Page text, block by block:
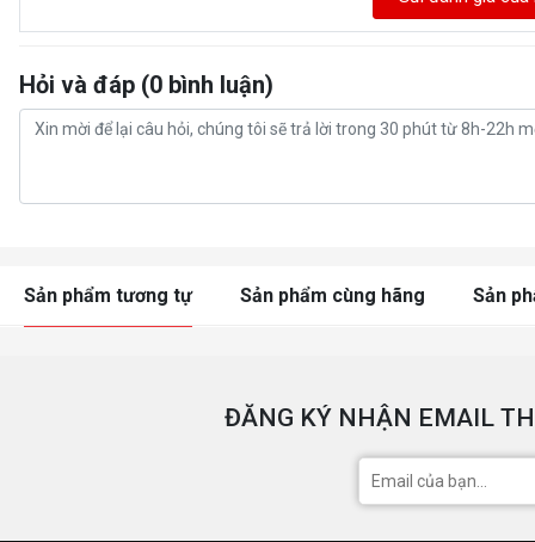
Hỏi và đáp (0 bình luận)
Sản phẩm tương tự Sản phẩm cùng hãng Sản
ĐĂNG KÝ NHẬN EMAIL